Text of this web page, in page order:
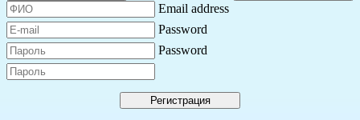
Email address
Password
Password
Регистрация